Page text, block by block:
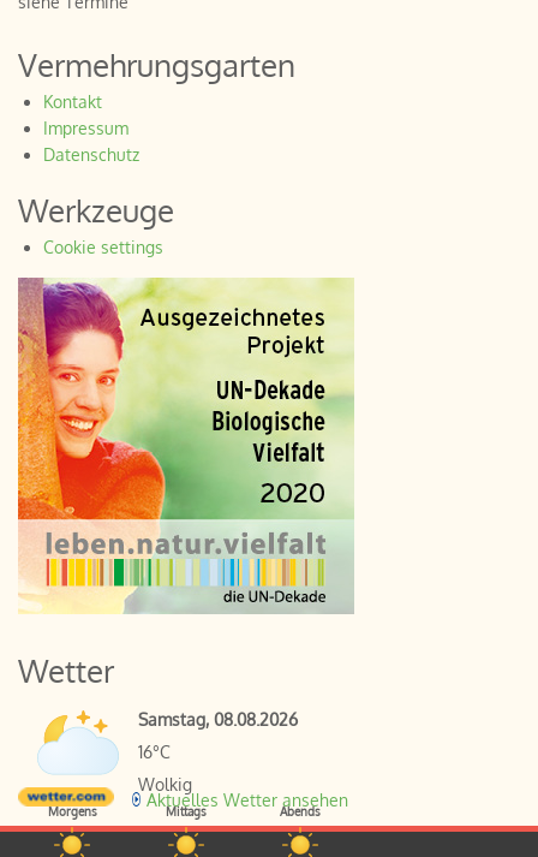
Vermehrungsgarten
Kontakt
Impressum
Datenschutz
Werkzeuge
Cookie settings
Wetter
Samstag, 08.08.2026
16°C
Wolkig
Morgens Mittags Abends
Aktuelles Wetter ansehen